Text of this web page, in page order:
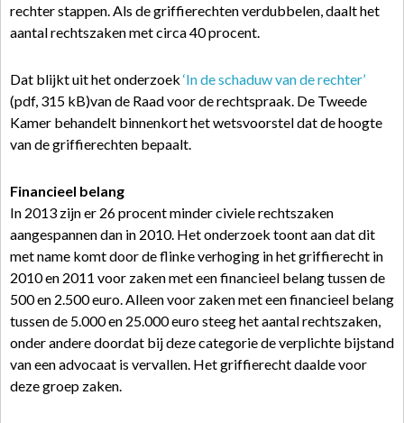
rechter stappen. Als de griffierechten verdubbelen, daalt het
aantal rechtszaken met circa 40 procent.
Dat blijkt uit het onderzoek ‘In de schaduw van de rechter’
(pdf, 315 kB)van de Raad voor de rechtspraak. De Tweede
Kamer behandelt binnenkort het wetsvoorstel dat de hoogte
van de griffierechten bepaalt.
Financieel belang
In 2013 zijn er 26 procent minder civiele rechtszaken
aangespannen dan in 2010. Het onderzoek toont aan dat dit
met name komt door de flinke verhoging in het griffierecht in
2010 en 2011 voor zaken met een financieel belang tussen de
500 en 2.500 euro. Alleen voor zaken met een financieel belang
tussen de 5.000 en 25.000 euro steeg het aantal rechtszaken,
onder andere doordat bij deze categorie de verplichte bijstand
van een advocaat is vervallen. Het griffierecht daalde voor
deze groep zaken.